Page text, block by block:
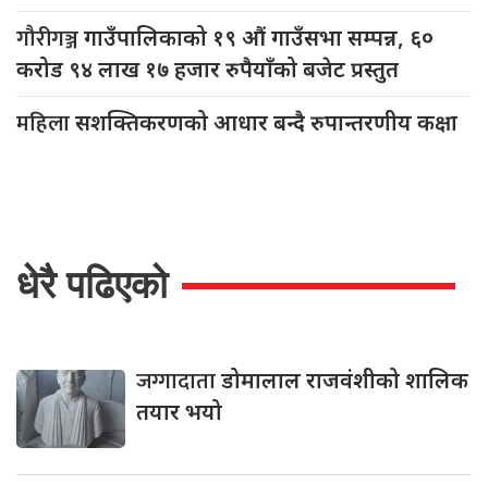
गौरीगञ्जगाउँपालिकाको १९ औं गाउँसभा सम्पन्न, ६०
करोड ९४ लाख १७ हजार रुपैयाँको बजेट प्रस्तुत
महिलासशक्तिकरणको आधार बन्दै रुपान्तरणीय कक्षा
धेरै पढिएको
जग्गादाताडोमालाल राजवंशीको शालिक
तयार भयो